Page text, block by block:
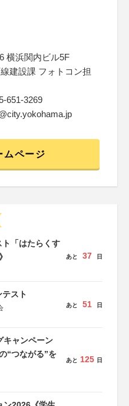
横浜関内ビル5F
建設課 フォトコン担
651-3269
ムページ
「はたらくす
あと 37 日
スト
あと 51 日
キャンペーン
“つながる”を
あと 125 日